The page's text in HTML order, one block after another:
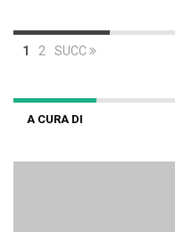
1 2 SUCC
A CURA DI